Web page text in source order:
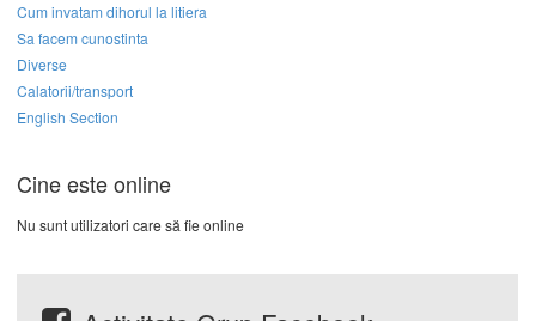
Cum invatam dihorul la litiera
Sa facem cunostinta
Diverse
Calatorii/transport
English Section
Cine este online
Nu sunt utilizatori care să fie online